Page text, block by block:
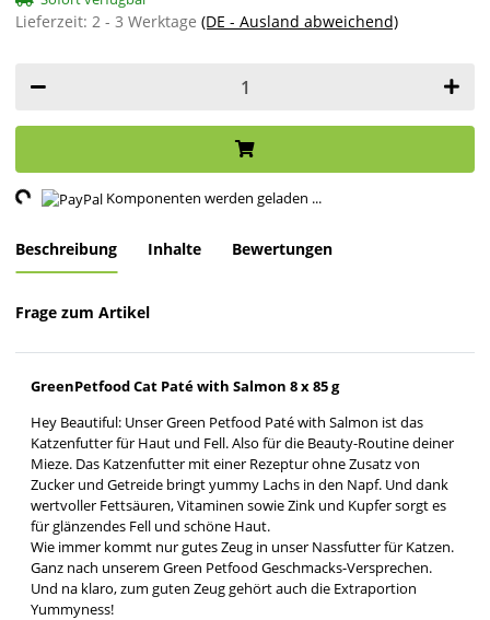
Lieferzeit: 2 - 3 Werktage (DE - Ausland abweichend)
Komponenten werden geladen ...
Beschreibung Inhalte Bewertungen
Frage zum Artikel
GreenPetfood Cat Paté with Salmon 8 x 85 g
Hey Beautiful: Unser Green Petfood Paté with Salmon ist das
Katzenfutter für Haut und Fell. Also für die Beauty-Routine deiner
Mieze. Das Katzenfutter mit einer Rezeptur ohne Zusatz von
Zucker und Getreide bringt yummy Lachs in den Napf. Und dank
wertvoller Fettsäuren, Vitaminen sowie Zink und Kupfer sorgt es
für glänzendes Fell und schöne Haut.
Wie immer kommt nur gutes Zeug in unser Nassfutter für Katzen.
Ganz nach unserem Green Petfood Geschmacks-Versprechen.
Und na klaro, zum guten Zeug gehört auch die Extraportion
Yummyness!